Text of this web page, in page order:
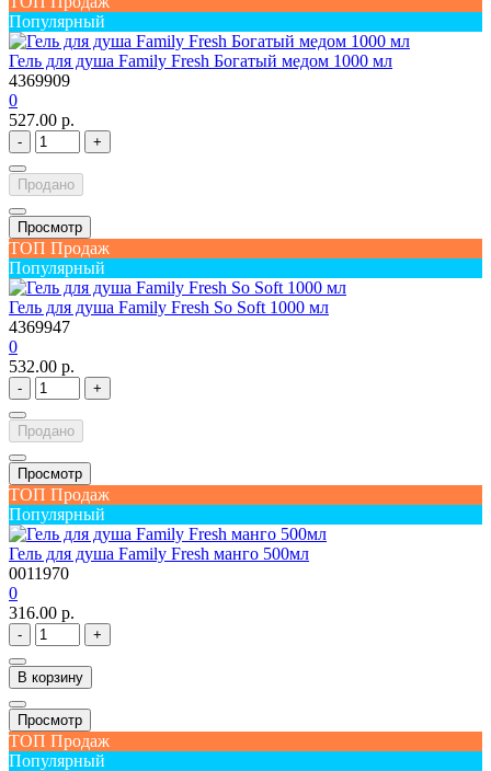
Популярный
Гель для душа Family Fresh Богатый медом 1000 мл
4369909
0
527.00 р.
- +
Продано
Просмотр
ТОП Продаж
Популярный
Гель для душа Family Fresh So Soft 1000 мл
4369947
0
532.00 р.
- +
Продано
Просмотр
ТОП Продаж
Популярный
Гель для душа Family Fresh манго 500мл
0011970
0
316.00 р.
- +
В корзину
Просмотр
ТОП Продаж
Популярный